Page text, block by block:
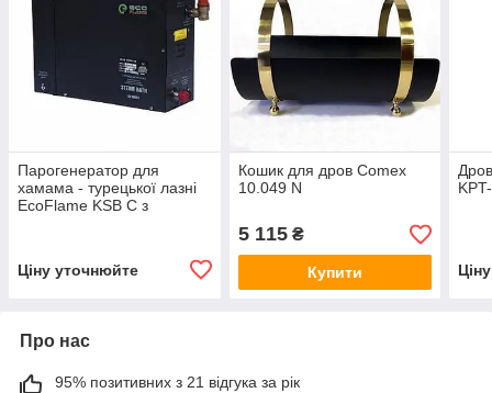
Парогенератор для
хамама - турецької лазні
EcoFlame KSB C з
Ціну уточнюйте
Кошик для дров Comex
10.049 N
5 115₴
Купити
Про нас
95% позитивних з 21 відгука за рік